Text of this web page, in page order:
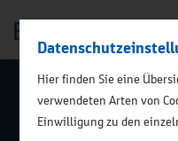
ZURÜCK ZUR
Hier finden Sie eine
verwendeten Arten von
Einwilligung zu den